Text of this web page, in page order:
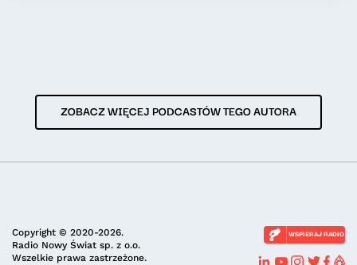
ZOBACZ WIĘCEJ PODCASTÓW TEGO AUTORA
Copyright © 2020-2026.
Radio Nowy Świat sp. z o.o.
Wszelkie prawa zastrzeżone.
WSPIERAJ RADIO